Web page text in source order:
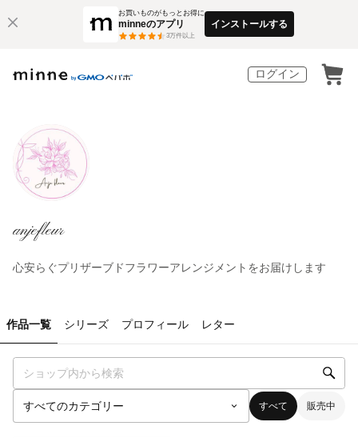
お買いものがもっとお得に
minneのアプリ
3万件以上
インストールする
ログイン
anjefleur
心安らぐプリザーブドフラワーアレンジメントをお届けします
作品一覧 シリーズ プロフィール レター
すべて 販売中